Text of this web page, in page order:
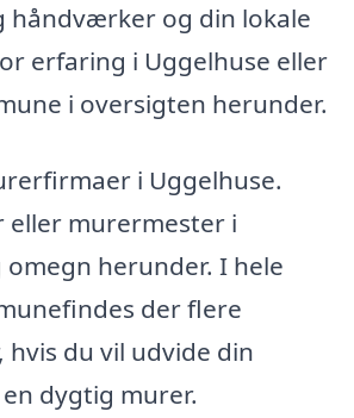
håndværker og din lokale
erfaring i Uggelhuse eller
i oversigten herunder.
i Uggelhuse.
eller murermester i
omegn herunder. I hele
der flere
du vil udvide din
dygtig murer.